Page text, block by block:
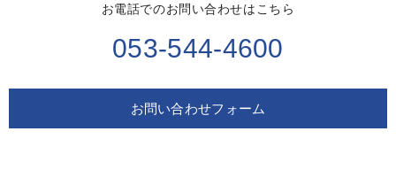
お電話でのお問い合わせはこちら
053-544-4600
お問い合わせフォーム